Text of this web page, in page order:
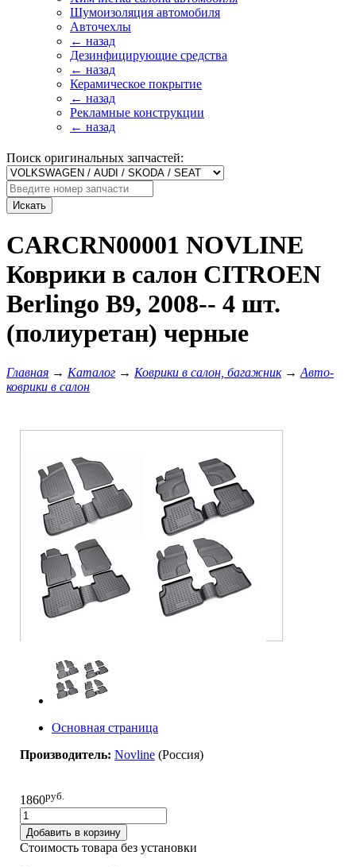
Шумоизоляция автомобиля
Авточехлы
← назад
Дезинфицирующие средства
← назад
Керамическое покрытие
← назад
Рекламные конструкции
← назад
Поиск оригинальных запчастей:
Искать
CARCRN00001 NOVLINE
Коврики в салон CITROEN
Berlingo B9, 2008-- 4 шт.
(полиуретан) черные
Главная → Каталог → Коврики в салон, багажник → Авто-
коврики в салон
Основная страница
Производитель: Novline (Россия)
1860руб.
Добавить в корзину
Стоимость товара без установки